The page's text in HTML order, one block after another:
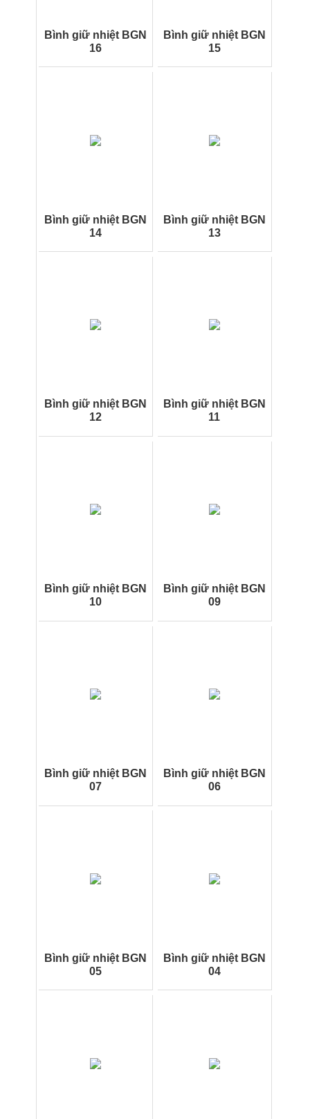
Bình giữ nhiệt BGN
16
Bình giữ nhiệt BGN
15
Bình giữ nhiệt BGN
14
Bình giữ nhiệt BGN
13
Bình giữ nhiệt BGN
12
Bình giữ nhiệt BGN
11
Bình giữ nhiệt BGN
10
Bình giữ nhiệt BGN
09
Bình giữ nhiệt BGN
07
Bình giữ nhiệt BGN
06
Bình giữ nhiệt BGN
05
Bình giữ nhiệt BGN
04